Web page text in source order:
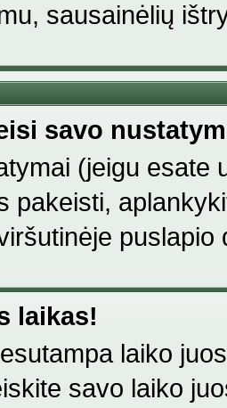
sausainėlių
savo
(jeigu esate
pakeisti,
laikas!
laiko
savo laiko